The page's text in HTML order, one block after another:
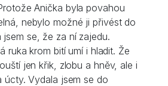
Anička byla povahou
nebylo možné ji přivést do
se, že za ní zajedu.
ruka krom bití umí i hladit. Že
jen křik, zlobu a hněv, ale i
úcty. Vydala jsem se do